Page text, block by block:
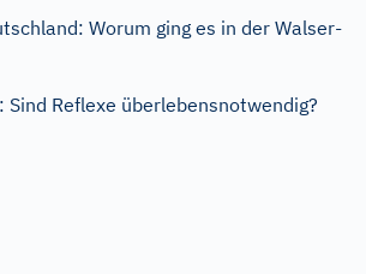
Worum ging es in der Walser-
Sind Reflexe überlebensnotwendig?